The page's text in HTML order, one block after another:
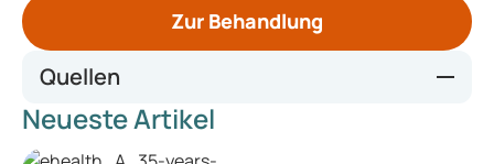
Zur Behandlung
Quellen
Mlds.nl
Maagproblemen.info
Neueste Artikel